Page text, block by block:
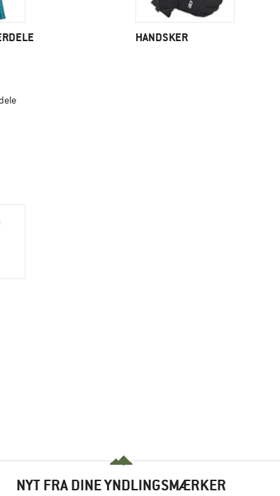
HANDSKER
NYT FRA DINE YNDLINGSMÆRKER